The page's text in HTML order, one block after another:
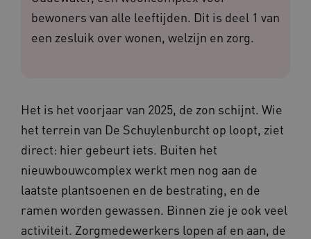
bewoners van alle leeftijden. Dit is deel 1 van
een zesluik over wonen, welzijn en zorg.
Het is het voorjaar van 2025, de zon schijnt. Wie
het terrein van De Schuylenburcht op loopt, ziet
direct: hier gebeurt iets. Buiten het
nieuwbouwcomplex werkt men nog aan de
laatste plantsoenen en de bestrating, en de
ramen worden gewassen. Binnen zie je ook veel
activiteit. Zorgmedewerkers lopen af en aan, de